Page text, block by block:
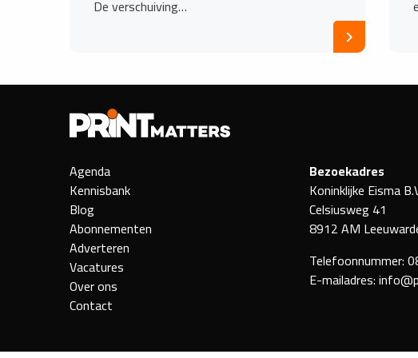
De verschuiving…
Agenda
Kennisbank
Blog
Abonnementen
Adverteren
Vacatures
Over ons
Contact
Bezoekadres
Koninklijke Eisma
Celsiusweg 41
8912 AM
Telefoonnummer:
E-mailadres: